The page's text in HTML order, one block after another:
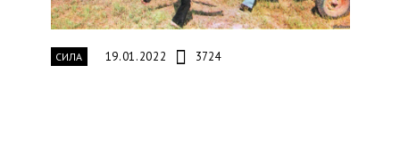
СИЛА 19.01.2022 3724